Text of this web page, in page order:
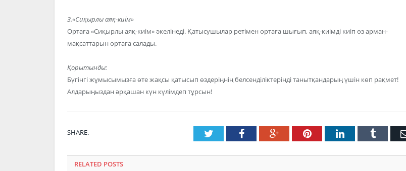
3.«Сиқырлы аяқ-киім»
Ортаға «Сиқырлы аяқ-киім» әкелінеді. Қатысушылар ретімен ортаға шығып, аяқ-киімді киіп өз арман-
мақсаттарын ортаға салады.
Қорытынды:
Бүгінгі жұмысымызға өте жақсы қатысып өздеріңнің белсенділіктеріңді танытқандарың үшін көп рақмет!
Алдарыңыздан әрқашан күн күлімдеп тұрсын!
SHARE. TwitterFacebookGoogle+PinterestLinkedInTumblr
RELATED POSTS